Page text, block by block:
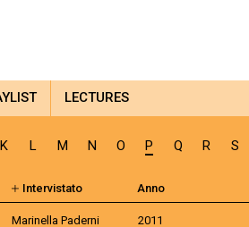
LECTURES
K L M N O P Q R S
Intervistato Anno
Marinella Paderni 2011